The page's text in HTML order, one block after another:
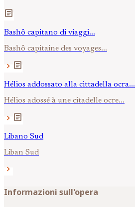
article
Bashô capitano di viaggi...
Bashô capitaine des voyages...
chevron_right article
Hélios addossato alla cittadella ocra...
Hélios adossé à une citadelle ocre...
chevron_right article
Libano Sud
Liban Sud
chevron_right
Informazioni sull'opera